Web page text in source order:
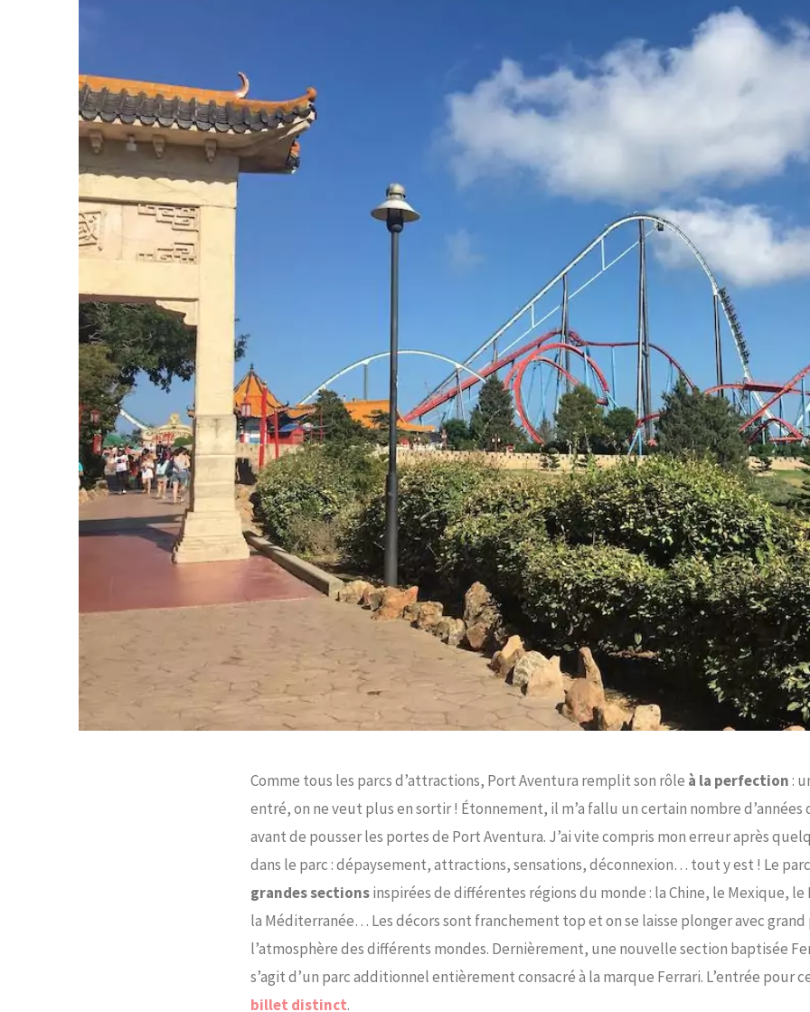
Comme tous les parcs d’attractions, Port Aventura remplit son rôle à la perfection:
entré, on ne veut plus en sortir ! Étonnement, il m’a fallu un certain nombre d’années
avant de pousser les portes de Port Aventura. J’ai vite compris mon erreur après
dans le parc : dépaysement, attractions, sensations, déconnexion… tout y est ! Le
grandes sectionsinspirées de différentes régions du monde : la Chine, le Mexique, le
la Méditerranée… Les décors sont franchement top et on se laisse plonger avec grand
l’atmosphère des différents mondes. Dernièrement, une nouvelle section baptisée
s’agit d’un parc additionnel entièrement consacré à la marque Ferrari. L’entrée pour
billet distinct.